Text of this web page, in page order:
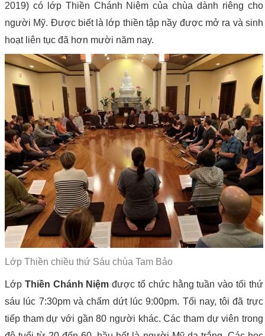
2019) có lớp Thiền Chánh Niệm của chùa dành riêng cho
người Mỹ. Được biết là lớp thiền tập nầy được mở ra và sinh
hoạt liên tục đã hơn mười năm nay.
Lớp Thiền chiều thứ Sáu chùa Tam Bảo
Lớp Thiền Chánh Niệm được tổ chức hằng tuần vào tối thứ
sáu lúc 7:30pm và chấm dứt lúc 9:00pm. Tối nay, tôi đã trực
tiếp tham dự với gần 80 người khác. Các tham dự viên trong